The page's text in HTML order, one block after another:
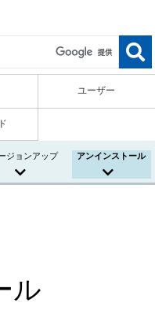
ユーザー
ジョンアップ アンインストール
ル